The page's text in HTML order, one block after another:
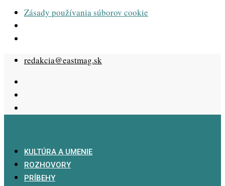
Zásady používania súborov cookie
Skip
content
redakcia@eastmag.sk
KULTÚRA A UMENIE
ROZHOVORY
PRÍBEHY